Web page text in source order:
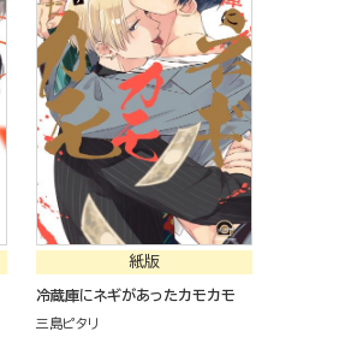
紙版
冷蔵庫にネギがあったカモカモ
三島ピタリ